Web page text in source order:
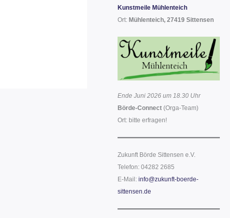
Kunstmeile Mühlenteich
Ort: Mühlenteich, 27419 Sittensen
Ende Juni 2026 um 18.30 Uhr
Börde-Connect (Orga-Team)
Ort: bitte erfragen!
Zukunft Börde Sittensen e.V.
Telefon: 04282 2685
E-Mail:info@zukunft-boerde-
sittensen.de